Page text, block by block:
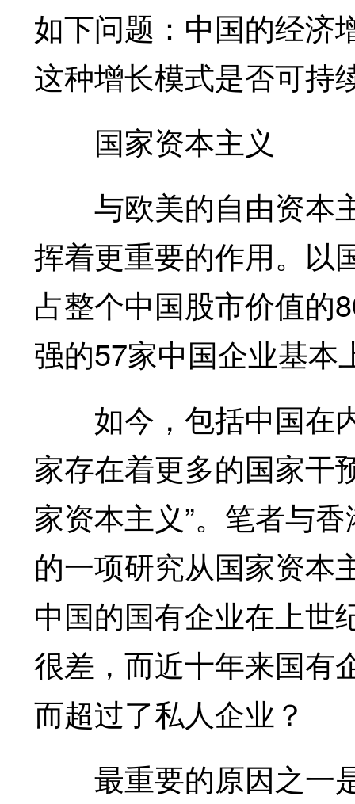
如下问题：中国的经济
这种增长模式是否可持
国家资本主义
与欧美的自由资本
挥着更重要的作用。以
占整个中国股市价值的
强的57家中国企业基本
如今，包括中国在内
家存在着更多的国家干
家资本主义”。笔者与
的一项研究从国家资本
中国的国有企业在上世
很差，而近十年来国有
而超过了私人企业？
最重要的原因之一